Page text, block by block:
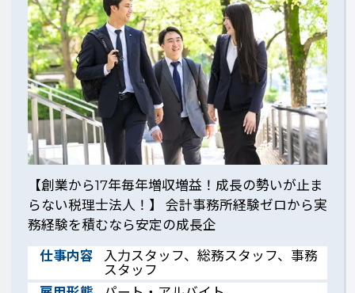
【創業から17年毎年増収増益！成長の勢いが止ま
らない税理士法人！】 会計事務所経験ゼロから実
務経験を積むなら安定の成長企
仕事内容
入力スタッフ、総務スタッフ、事務
スタッフ